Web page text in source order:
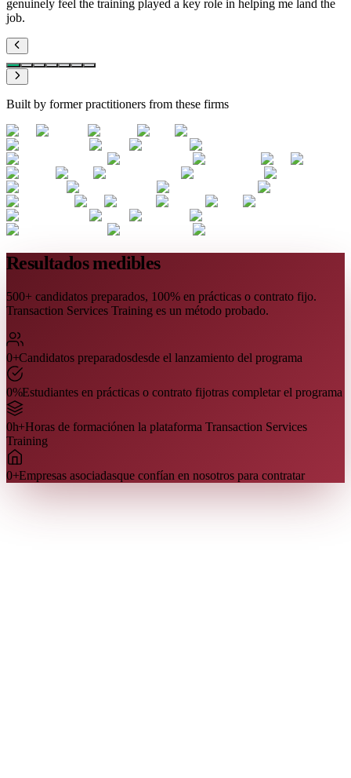
genuinely feel the training played a key role in helping me land the
job.
Built by former practitioners from these firms
Resultados medibles
500+ candidatos preparados, 100% en prácticas o contrato fijo.
Transaction Services Training es un método probado.
0+Candidatos preparadosdesde el lanzamiento del programa
0%Estudiantes en prácticas o contrato fijotras completar el programa
0h+Horas de formaciónen la plataforma Transaction Services
Training
0+Empresas asociadasque confían en nosotros para contratar